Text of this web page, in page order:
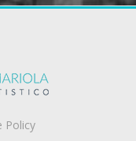
Policy